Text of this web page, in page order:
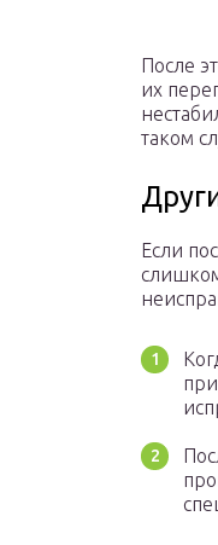
После
их
таком
Если